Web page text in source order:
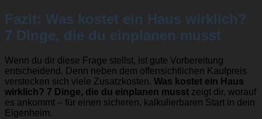
Fazit: Was kostet ein Haus wirklich?
7 Dinge, die du einplanen musst
Wenn du dir diese Frage stellst, ist gute Vorbereitung
entscheidend. Denn neben dem offensichtlichen Kaufpreis
verstecken sich viele Zusatzkosten. Was kostet ein Haus
wirklich? 7 Dinge, die du einplanen musst zeigt dir, worauf
es ankommt – für einen sicheren, kalkulierbaren Start in dein
Eigenheim.